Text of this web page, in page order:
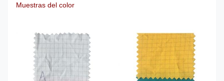
Muestras del color